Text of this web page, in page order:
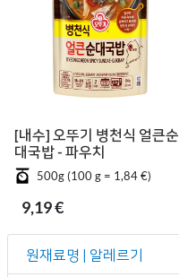
[내수] 오뚜기 병천식 얼큰순
대국밥 - 파우치
500g (100 g = 1,84 €)
9,19 €
원재료명 | 알레르기